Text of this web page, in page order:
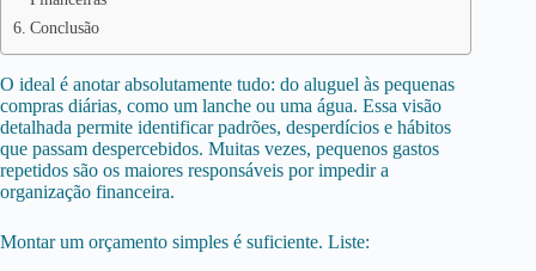
Conclusão
O ideal é anotar absolutamente tudo: do aluguel às pequenas
compras diárias, como um lanche ou uma água. Essa visão
detalhada permite identificar padrões, desperdícios e hábitos
que passam despercebidos. Muitas vezes, pequenos gastos
repetidos são os maiores responsáveis por impedir a
organização financeira.
Montar um orçamento simples é suficiente. Liste: